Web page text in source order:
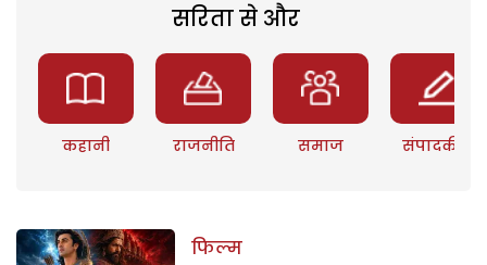
सरिता से और
कहानी राजनीति समाज संपादकीय
फिल्म